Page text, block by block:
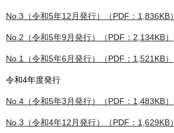
No.3（令和5年12月発行）（PDF：1,836KB）
No.2（令和5年9月発行）（PDF：2,134KB）
No.1（令和5年6月発行）（PDF：1,521KB）
令和4年度発行
No.4（令和5年3月発行）（PDF：1,483KB）
No.3（令和4年12月発行）（PDF：1,629KB）